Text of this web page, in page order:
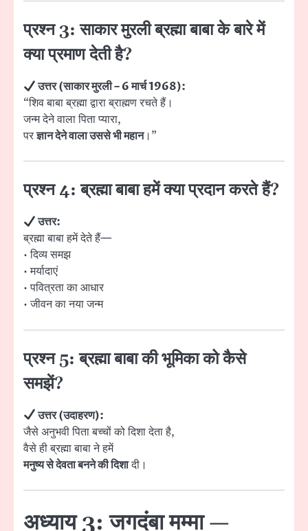
प्रश्न 3: साकार मुरली ब्रह्मा बाबा के बारे में
क्या प्रमाण देती है?
उत्तर (साकार मुरली – 6 मार्च 1968):
“शिव बाबा ब्रह्मा द्वारा ब्राह्मण रचते हैं।
जन्म देने वाला पिता प्यारा,
परज्ञान देने वाला उससे भी महान।”
प्रश्न 4: ब्रह्मा बाबा हमें क्या प्रदान करते हैं?
उत्तर:
ब्रह्मा बाबा हमें देते हैं—
• दिव्य समझ
• मर्यादाएं
• पवित्रता का आधार
• जीवन का नया जन्म
प्रश्न 5: ब्रह्मा बाबा की भूमिका को कैसे
समझें?
उत्तर (उदाहरण):
जैसे अनुभवी पिता बच्चों को दिशा देता है,
वैसे ही ब्रह्मा बाबा ने हमें
मनुष्य से देवता बनने की दिशादी।
अध्याय 3: जगदंबा मम्मा —